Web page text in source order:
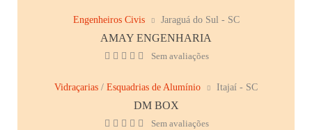
Engenheiros Civis Jaraguá do Sul - SC
AMAY ENGENHARIA
Sem avaliações
Vidraçarias / Esquadrias de Alumínio Itajaí - SC
DM BOX
Sem avaliações